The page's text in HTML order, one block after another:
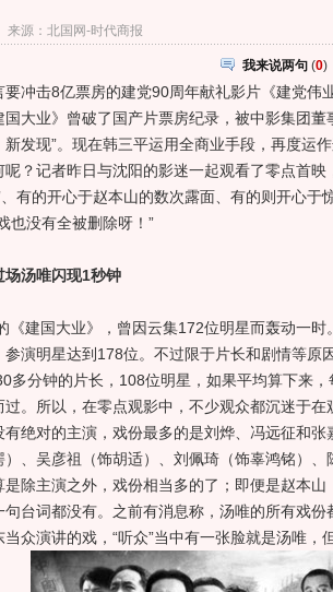
来源： 北国网-时代商报
我来说两句 (0)
击8亿票房的建党90周年献礼影片《建党伟
国大业》曾破了国产片票房纪录，被中影集团董
新发现”。现在韩三平运用全商业手段，再度运
呢？记者昨日与沈阳的影迷一起观看了零点首
、有的开心于赵本山的数次露面、有的则开心于
也没有全被删除呀！”
场汤唯闪现1秒钟
建国大业》，曾因云集172位明星而轰动一时
参演明星达到178位。不过限于片长和剧情等原
多分钟的片长，108位明星，如果平均算下来，
。所以，在零点观影中，不少观众都沉迷于在
有绝对的主演，戏份最多的是刘烨、冯远征和
）、吴彦祖（饰胡适）、刘佩琦（饰辜鸿铭）
是除主演之外，戏份相当多的了；即便是赵本
句台词都没有。之前有消息称，汤唯的所有戏
众演讲的戏，“听众”当中有一张脸就是汤唯，